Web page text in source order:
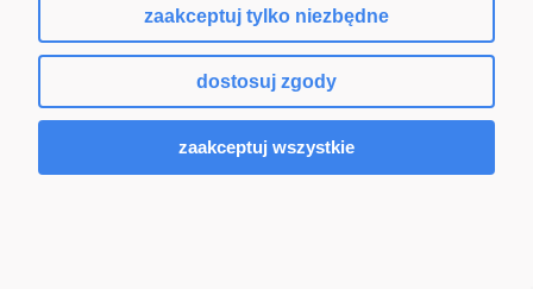
Sklep internetowy Shoper.pl
zaakceptuj tylko niezbędne
dostosuj zgody
zaakceptuj wszystkie